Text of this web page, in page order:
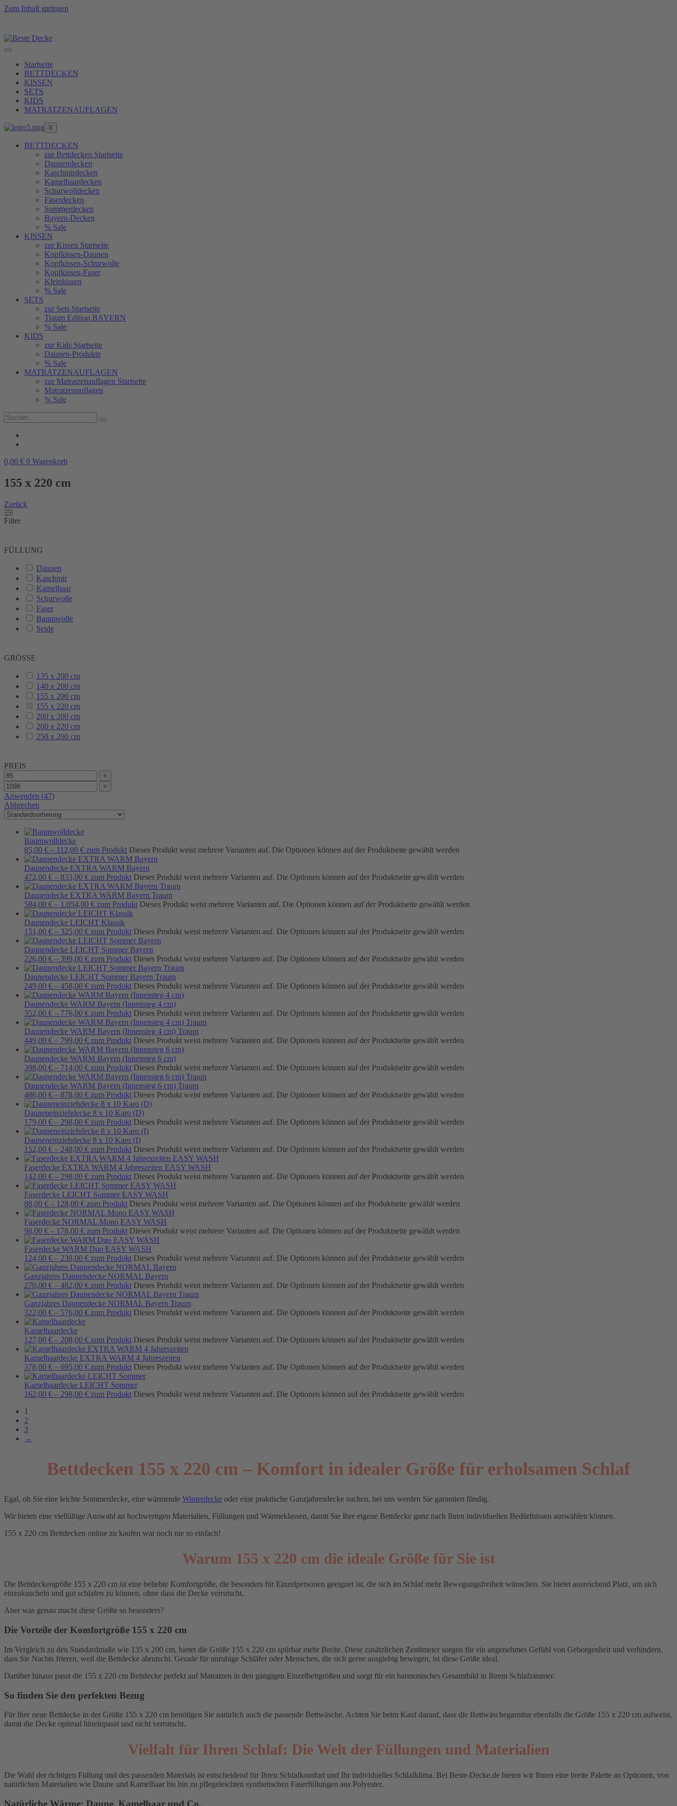
Zum Inhalt springen
Startseite
BETTDECKEN
KISSEN
SETS
KIDS
MATRATZENAUFLAGEN
X
BETTDECKEN
zur Bettdecken Startseite
Daunendecken
Kaschmirdecken
Kamelhaardecken
Schurwolldecken
Faserdecken
Sommerdecken
Bayern-Decken
% Sale
KISSEN
zur Kissen Startseite
Kopfkissen-Daunen
Kopfkissen-Schurwolle
Kopfkissen-Faser
Kleinkissen
% Sale
SETS
zur Sets Startseite
Traum Edition BAYERN
% Sale
KIDS
zur Kids Startseite
Daunen-Produkte
% Sale
MATRATZENAUFLAGEN
zur Matratzenauflagen Startseite
Matratzenauflagen
% Sale
0,00 € 0 Warenkorb
155 x 220 cm
Zurück
Filter
FÜLLUNG
Daunen
Kaschmir
Kamelhaar
Schurwolle
Faser
Baumwolle
Seide
GRÖSSE
135 x 200 cm
140 x 200 cm
155 x 200 cm
155 x 220 cm
200 x 200 cm
200 x 220 cm
250 x 200 cm
PREIS
×
×
Anwenden (47)
Abbrechen
Baumwolldecke
85,00 € – 112,00 € zum Produkt Dieses Produkt weist mehrere Varianten auf. Die Optionen können auf der Produktseite gewählt werden
Daunendecke EXTRA WARM Bayern
472,00 € – 833,00 € zum Produkt Dieses Produkt weist mehrere Varianten auf. Die Optionen können auf der Produktseite gewählt werden
Daunendecke EXTRA WARM Bayern Traum
584,00 € – 1.054,00 € zum Produkt Dieses Produkt weist mehrere Varianten auf. Die Optionen können auf der Produktseite gewählt werden
Daunendecke LEICHT Klassik
151,00 € – 325,00 € zum Produkt Dieses Produkt weist mehrere Varianten auf. Die Optionen können auf der Produktseite gewählt werden
Daunendecke LEICHT Sommer Bayern
226,00 € – 399,00 € zum Produkt Dieses Produkt weist mehrere Varianten auf. Die Optionen können auf der Produktseite gewählt werden
Daunendecke LEICHT Sommer Bayern Traum
249,00 € – 458,00 € zum Produkt Dieses Produkt weist mehrere Varianten auf. Die Optionen können auf der Produktseite gewählt werden
Daunendecke WARM Bayern (Innensteg 4 cm)
352,00 € – 776,00 € zum Produkt Dieses Produkt weist mehrere Varianten auf. Die Optionen können auf der Produktseite gewählt werden
Daunendecke WARM Bayern (Innensteg 4 cm) Traum
449,00 € – 799,00 € zum Produkt Dieses Produkt weist mehrere Varianten auf. Die Optionen können auf der Produktseite gewählt werden
Daunendecke WARM Bayern (Innensteg 6 cm)
398,00 € – 714,00 € zum Produkt Dieses Produkt weist mehrere Varianten auf. Die Optionen können auf der Produktseite gewählt werden
Daunendecke WARM Bayern (Innensteg 6 cm) Traum
486,00 € – 878,00 € zum Produkt Dieses Produkt weist mehrere Varianten auf. Die Optionen können auf der Produktseite gewählt werden
Dauneneinziehdecke 8 x 10 Karo (D)
179,00 € – 298,00 € zum Produkt Dieses Produkt weist mehrere Varianten auf. Die Optionen können auf der Produktseite gewählt werden
Dauneneinziehdecke 8 x 10 Karo (I)
152,00 € – 248,00 € zum Produkt Dieses Produkt weist mehrere Varianten auf. Die Optionen können auf der Produktseite gewählt werden
Faserdecke EXTRA WARM 4 Jahreszeiten EASY WASH
142,00 € – 298,00 € zum Produkt Dieses Produkt weist mehrere Varianten auf. Die Optionen können auf der Produktseite gewählt werden
Faserdecke LEICHT Sommer EASY WASH
88,00 € – 128,00 € zum Produkt Dieses Produkt weist mehrere Varianten auf. Die Optionen können auf der Produktseite gewählt werden
Faserdecke NORMAL Mono EASY WASH
98,00 € – 178,00 € zum Produkt Dieses Produkt weist mehrere Varianten auf. Die Optionen können auf der Produktseite gewählt werden
Faserdecke WARM Duo EASY WASH
124,00 € – 238,00 € zum Produkt Dieses Produkt weist mehrere Varianten auf. Die Optionen können auf der Produktseite gewählt werden
Ganzjahres Daunendecke NORMAL Bayern
270,00 € – 482,00 € zum Produkt Dieses Produkt weist mehrere Varianten auf. Die Optionen können auf der Produktseite gewählt werden
Ganzjahres Daunendecke NORMAL Bayern Traum
322,00 € – 576,00 € zum Produkt Dieses Produkt weist mehrere Varianten auf. Die Optionen können auf der Produktseite gewählt werden
Kamelhaardecke
127,00 € – 208,00 € zum Produkt Dieses Produkt weist mehrere Varianten auf. Die Optionen können auf der Produktseite gewählt werden
Kamelhaardecke EXTRA WARM 4 Jahreszeiten
378,00 € – 695,00 € zum Produkt Dieses Produkt weist mehrere Varianten auf. Die Optionen können auf der Produktseite gewählt werden
Kamelhaardecke LEICHT Sommer
162,00 € – 298,00 € zum Produkt Dieses Produkt weist mehrere Varianten auf. Die Optionen können auf der Produktseite gewählt werden
1
2
3
→
Bettdecken 155 x 220 cm – Komfort in idealer Größe für erholsamen Schlaf
Egal, ob Sie eine leichte Sommerdecke, eine wärmende Winterdecke oder eine praktische Ganzjahresdecke suchen, bei uns werden Sie garantiert fündig.
Wir bieten eine vielfältige Auswahl an hochwertigen Materialien, Füllungen und Wärmeklassen, damit Sie Ihre eigene Bettdecke ganz nach Ihren individuellen Bedürfnissen auswählen können.
155 x 220 cm Bettdecken online zu kaufen war noch nie so einfach!
Warum 155 x 220 cm die ideale Größe für Sie ist
Die Bettdeckengröße 155 x 220 cm ist eine beliebte Komfortgröße, die besonders für Einzelpersonen geeignet ist, die sich im Schlaf mehr Bewegungsfreiheit wünschen. Sie bietet ausreichend Platz, um sich
einzukuscheln und gut schlafen zu können, ohne dass die Decke verrutscht.
Aber was genau macht diese Größe so besonders?
Die Vorteile der Komfortgröße 155 x 220 cm
Im Vergleich zu den Standardmaße wie 135 x 200 cm, bietet die Größe 155 x 220 cm spürbar mehr Breite. Diese zusätzlichen Zentimeter sorgen für ein angenehmes Gefühl von Geborgenheit und verhindern,
dass Sie Nachts frieren, weil die Bettdecke abrutscht. Gerade für unruhige Schläfer oder Menschen, die sich gerne ausgiebig bewegen, ist diese Größe ideal.
Darüber hinaus passt die 155 x 220 cm Bettdecke perfekt auf Matratzen in den gängigen Einzelbettgrößen und sorgt für ein harmonisches Gesamtbild in Ihrem Schlafzimmer.
So finden Sie den perfekten Bezug
Für Ihre neue Bettdecke in der Größe 155 x 220 cm benötigen Sie natürlich auch die passende Bettwäsche. Achten Sie beim Kauf darauf, dass die Bettwäschegarnitur ebenfalls die Größe 155 x 220 cm aufweist,
damit die Decke optimal hineinpasst und nicht verrutscht.
Vielfalt für Ihren Schlaf: Die Welt der Füllungen und Materialien
Die Wahl der richtigen Füllung und des passenden Materials ist entscheidend für Ihren Schlafkomfort und Ihr individuelles Schlafklima. Bei Beste-Decke.de bieten wir Ihnen eine breite Palette an Optionen, von
natürlichen Materialien wie Daune und Kamelhaar bis hin zu pflegeleichten synthetischen Faserfüllungen aus Polyester.
Natürliche Wärme: Daune, Kamelhaar und Co.